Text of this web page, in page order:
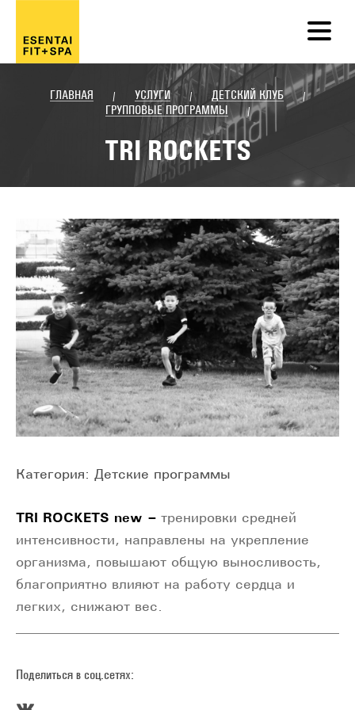
ГЛАВНАЯ / УСЛУГИ / ДЕТСКИЙ КЛУБ
/
ГРУППОВЫЕ ПРОГРАММЫ
/
TRI ROCKETS
Категория: Детские программы
TRI ROCKETS new – тренировки средней
интенсивности, направлены на укрепление
организма, повышают общую выносливость,
благоприятно влияют на работу сердца и
легких, снижают вес.
Поделиться в соц.сетях: